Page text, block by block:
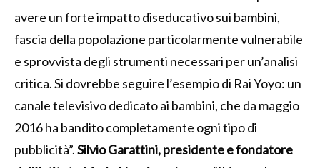
avere un forte impatto diseducativo sui bambini,
fascia della popolazione particolarmente vulnerabile
e sprovvista degli strumenti necessari per un’analisi
critica. Si dovrebbe seguire l’esempio di Rai Yoyo: un
canale televisivo dedicato ai bambini, che da maggio
2016 ha bandito completamente ogni tipo di
pubblicità”.Silvio Garattini, presidente e fondatore